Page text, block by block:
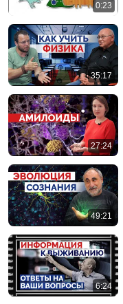
0:23
35:17
27:24
49:21
6:24